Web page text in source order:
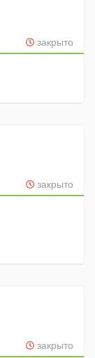
закрыто
закрыто
закрыто